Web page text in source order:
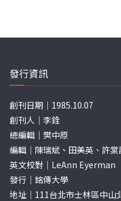
發行資訊
創刊日期｜1985.10.07
創刊人｜李銓
總編輯｜樊中原
編輯｜陳瑞斌、田美英、許棠
英文校對｜LeAnn Eyerman
發行｜銘傳大學
地址｜111台北市士林區中山